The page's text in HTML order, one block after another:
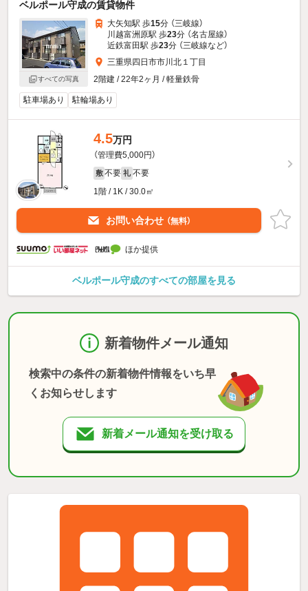
ベルポール守成の賃貸物件
すべての写真
大矢知駅 歩15分 （三岐線）
川越富洲原駅 歩23分 （名古屋線）
近鉄富田駅 歩23分 （三岐線など）
三重県四日市市川北１丁目
2階建 / 22年2ヶ月 / 軽量鉄骨
駐車場あり 駐輪場あり
4.5万円
（管理費5,000円）
敷 不要 礼 不要
1階 / 1K / 30.0㎡
お問い合わせ （無料）
ほか提供
ベルポール守成のすべての部屋を見る
新着物件メール通知
検索中の条件の新着物件情報をいち早
くお知らせします
新着メール通知を受け取る